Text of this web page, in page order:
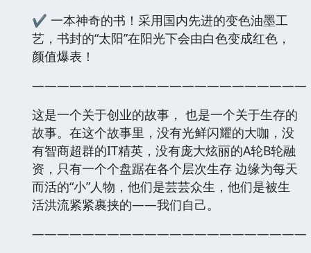
✔ 一本神奇的书！采用国内先进的变色油墨工
艺，书封的“太阳”在阳光下会由白色变成红色，
颜值爆表！
——————————————————————
这是一个关于创业的故事， 也是一个关于生存的
故事。在这个故事里，没有光鲜闪耀的大咖，没
有智商超群的IT精英，没有庞大炫丽的A轮B轮融
资，只有一个个盘踞在各个层次生存 边缘为每天
而活的“小”人物，他们是芸芸众生，他们是被生
活洪流紧紧裹挟的——我们自己。
——————————————————————